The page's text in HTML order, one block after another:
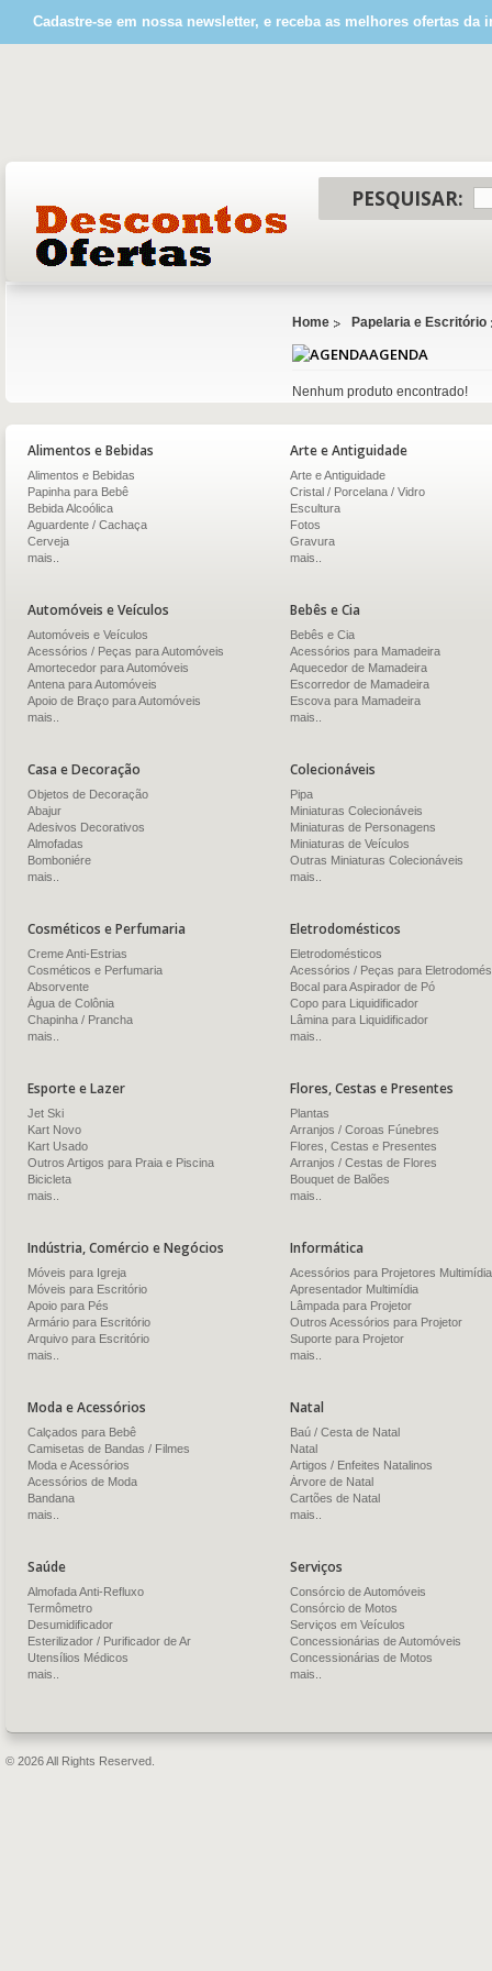
Cadastre-se em nossa newsletter, e receba as melhores ofertas da
PESQUISAR:
Home Papelaria e Escritório
AGENDA
Nenhum produto encontrado!
Alimentos e Bebidas
Alimentos e Bebidas
Papinha para Bebê
Bebida Alcoólica
Aguardente / Cachaça
Cerveja
mais..
Arte e Antiguidade
Arte e Antiguidade
Cristal / Porcelana / Vidro
Escultura
Fotos
Gravura
mais..
Automóveis e Veículos
Automóveis e Veículos
Acessórios / Peças para Automóveis
Amortecedor para Automóveis
Antena para Automóveis
Apoio de Braço para Automóveis
mais..
Bebês e Cia
Bebês e Cia
Acessórios para Mamadeira
Aquecedor de Mamadeira
Escorredor de Mamadeira
Escova para Mamadeira
mais..
Casa e Decoração
Objetos de Decoração
Abajur
Adesivos Decorativos
Almofadas
Bomboniére
mais..
Colecionáveis
Pipa
Miniaturas Colecionáveis
Miniaturas de Personagens
Miniaturas de Veículos
Outras Miniaturas Colecionáveis
mais..
Cosméticos e Perfumaria
Creme Anti-Estrias
Cosméticos e Perfumaria
Absorvente
Água de Colônia
Chapinha / Prancha
mais..
Eletrodomésticos
Eletrodomésticos
Acessórios / Peças para
Bocal para Aspirador de Pó
Copo para Liquidificador
Lâmina para Liquidificador
mais..
Esporte e Lazer
Jet Ski
Kart Novo
Kart Usado
Outros Artigos para Praia e Piscina
Bicicleta
mais..
Flores, Cestas e Presentes
Plantas
Arranjos / Coroas Fúnebres
Flores, Cestas e Presentes
Arranjos / Cestas de Flores
Bouquet de Balões
mais..
Indústria, Comércio e Negócios
Móveis para Igreja
Móveis para Escritório
Apoio para Pés
Armário para Escritório
Arquivo para Escritório
mais..
Informática
Acessórios para Projetores Multimídia
Apresentador Multimídia
Lâmpada para Projetor
Outros Acessórios para Projetor
Suporte para Projetor
mais..
Moda e Acessórios
Calçados para Bebê
Camisetas de Bandas / Filmes
Moda e Acessórios
Acessórios de Moda
Bandana
mais..
Natal
Baú / Cesta de Natal
Natal
Artigos / Enfeites Natalinos
Árvore de Natal
Cartões de Natal
mais..
Saúde
Almofada Anti-Refluxo
Termômetro
Desumidificador
Esterilizador / Purificador de Ar
Utensílios Médicos
mais..
Serviços
Consórcio de Automóveis
Consórcio de Motos
Serviços em Veículos
Concessionárias de Automóveis
Concessionárias de Motos
mais..
© 2026 All Rights Reserved.